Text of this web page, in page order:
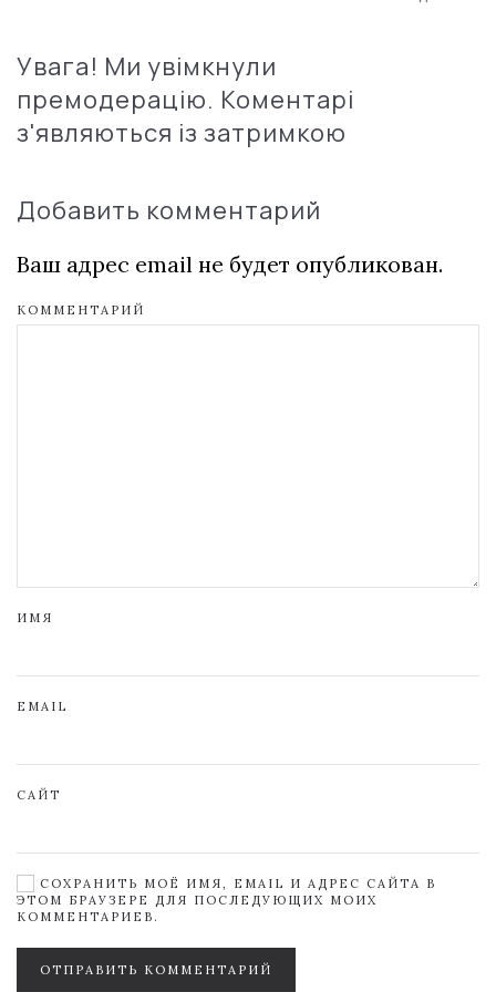
Увага! Ми увімкнули
премодерацію. Коментарі
з'являються із затримкою
Добавить комментарий
Ваш адрес email не будет опубликован.
КОММЕНТАРИЙ
ИМЯ
EMAIL
САЙТ
СОХРАНИТЬ МОЁ ИМЯ, EMAIL И АДРЕС САЙТА В
ЭТОМ БРАУЗЕРЕ ДЛЯ ПОСЛЕДУЮЩИХ МОИХ
КОММЕНТАРИЕВ.
ОТПРАВИТЬ КОММЕНТАРИЙ